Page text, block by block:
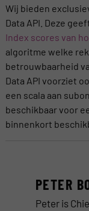
Wij bieden
Data API. Deze
Index scores van
algoritme welke
betrouwbaarheid
Data API voorziet
een scala aan
beschikbaar voor
binnenkort
PETER
Peter is